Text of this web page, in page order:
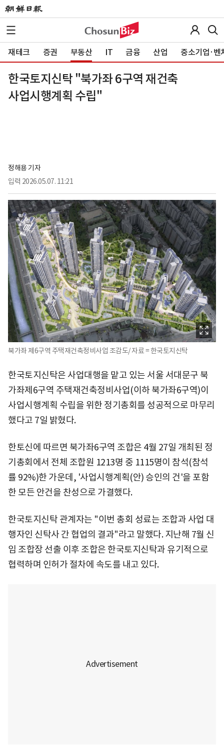
재테크 증권 부동산 IT 금융 산업 중소기업·벤
한국토지신탁 "북가좌 6구역 재건축
사업시행계획 수립"
정해용 기자
입력 2026.05.07. 11:21
북가좌 제6구역 주택재건축정비사업 조감도/ 자료 = 한국토지신탁
한국토지신탁은 사업대행을 맡고 있는 서울 서대문구 북
가좌제6구역 주택재건축정비사업(이하 북가좌6구역)이
사업시행계획 수립을 위한 정기총회를 성공적으로 마무리
했다고 7일 밝혔다.
한토신에 따르면 북가좌6구역 조합은 4월 27일 개최된 정
기총회에서 전체 조합원 1213명 중 1115명이 참석(참석
률 92%)한 가운데, '사업시행계획(안) 승인의 건'을 포함
한 모든 안건을 찬성으로 가결했다.
한국토지신탁 관계자는 "이번 총회 성료는 조합과 사업 대
행자인 신탁사 간 협업의 결과"라고 말했다. 지난해 7월 신
임 조합장 선출 이후 조합은 한국토지신탁과 유기적으로
협력하며 인허가 절차에 속도를 내고 있다.